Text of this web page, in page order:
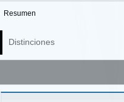
Resumen
Distinciones